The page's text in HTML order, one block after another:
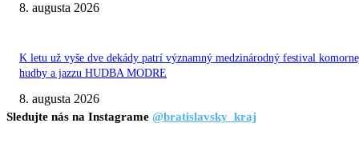
8. augusta 2026
K letu už vyše dve dekády patrí významný medzinárodný festival
hudby a jazzu HUDBA MODRE
8. augusta 2026
Sledujte nás na Instagrame @bratislavsky_kraj